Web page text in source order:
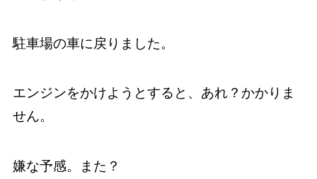
駐車場の車に戻りました。
エンジンをかけようとすると、あれ？かかりま
せん。
嫌な予感。また？